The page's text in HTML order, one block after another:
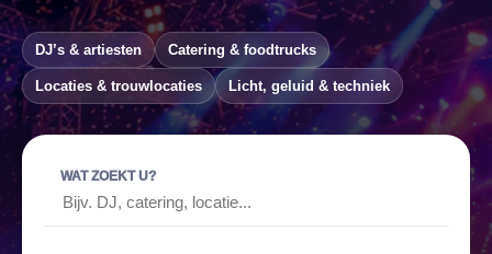
DJ’s & artiesten Catering & foodtrucks
Locaties & trouwlocaties Licht, geluid & techniek
WAT ZOEKT U?